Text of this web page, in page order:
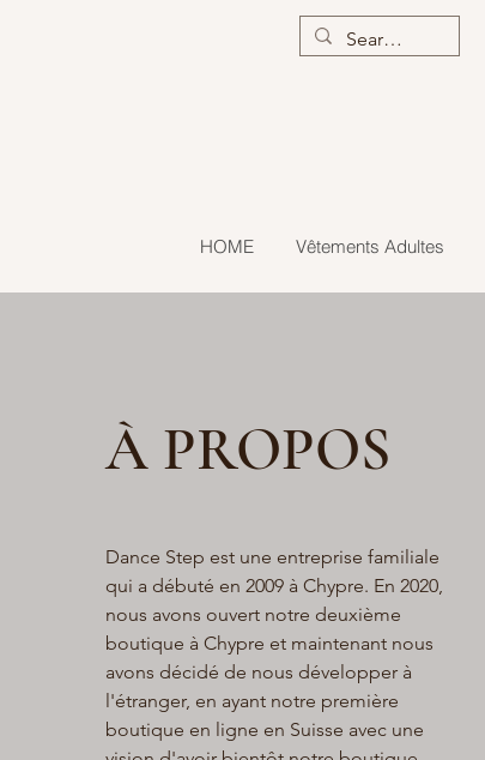
HOME Vêtements Adultes
À PROPOS
Dance Step est une entreprise familiale
qui a débuté en 2009 à Chypre. En 2020,
nous avons ouvert notre deuxième
boutique à Chypre et maintenant nous
avons décidé de nous développer à
l'étranger, en ayant notre première
boutique en ligne en Suisse avec une